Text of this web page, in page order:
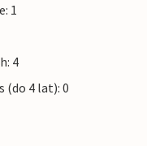
1
4
(do 4 lat): 0